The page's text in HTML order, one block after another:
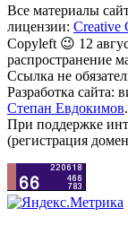
Все материалы
лицензии: Creative
Copyleft 😉 12
распространение
Ссылка не
Разработка сайта:
Степан Евдокимов.
При поддержке
(регистрация